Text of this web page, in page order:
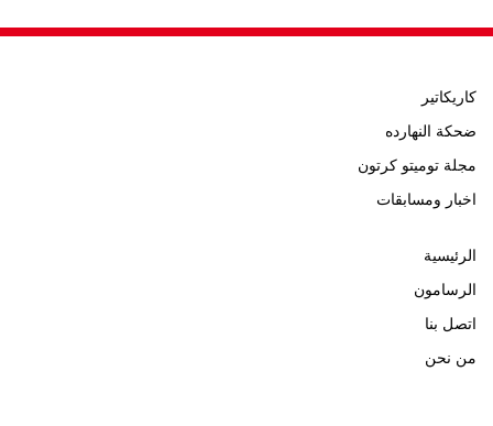
كاريكاتير
ضحكة النهارده
مجلة توميتو كرتون
اخبار ومسابقات
الرئيسية
الرسامون
اتصل بنا
من نحن